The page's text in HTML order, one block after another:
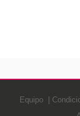
Equipo